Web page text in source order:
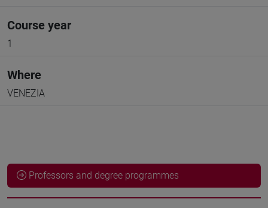
Course year
1
Where
VENEZIA
Professors and degree programmes